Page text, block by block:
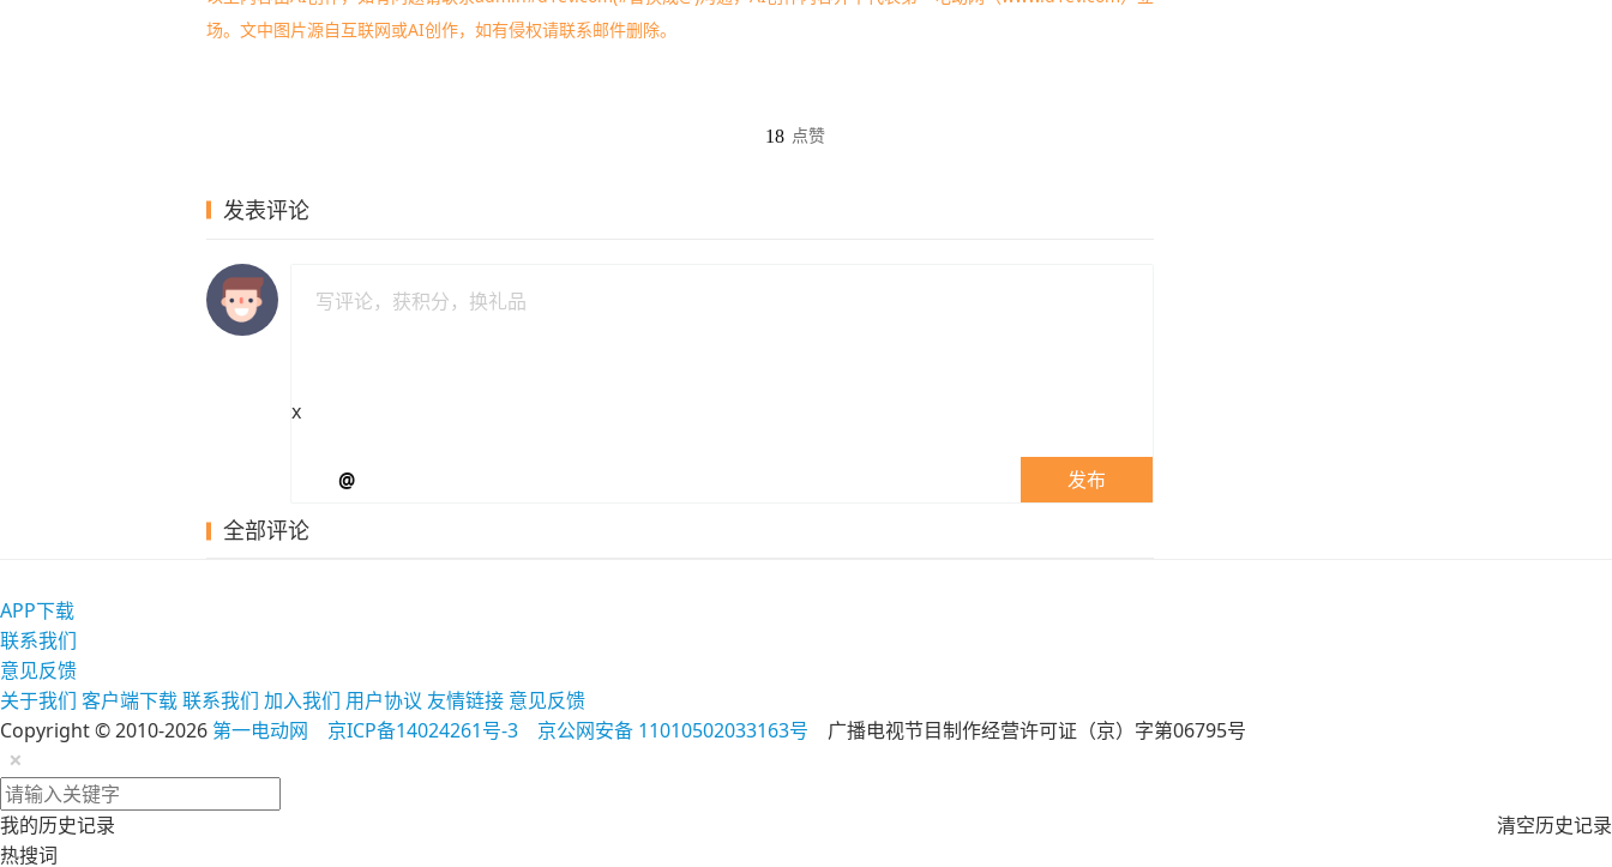
场。文中图片源自互联网或AI创作，如有侵权请联系邮件删除。
18 点赞
发表评论
x
发布
@
全部评论
APP下载
联系我们
意见反馈
关于我们 客户端下载联系我们 加入我们 用户协议 友情链接 意见反馈
Copyright © 2010-2026 第一电动网 京ICP备14024261号-3 京公网安备 11010502033163号 广播电视节目制作经营许可证（京）字第06795号
×
我的历史记录
清空历史记录
热搜词